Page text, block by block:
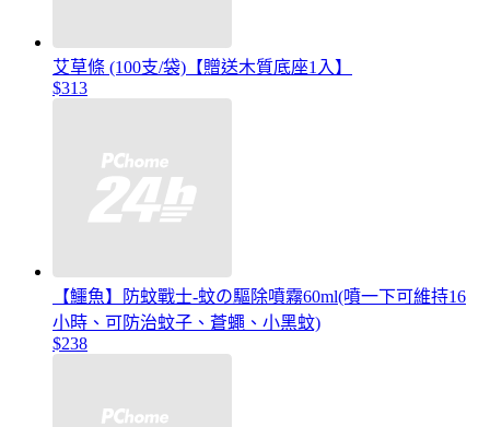
艾草條 (100支/袋)【贈送木質底座1入】
$313
【鱷魚】防蚊戰士-蚊の驅除噴霧60ml(噴一下可維持16
小時、可防治蚊子、蒼蠅、小黑蚊)
$238